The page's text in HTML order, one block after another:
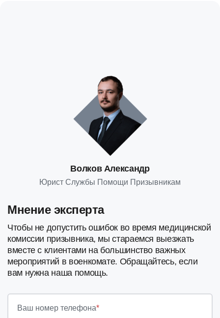
Волков Александр
Юрист Службы Помощи Призывникам
Мнение эксперта
Чтобы не допустить ошибок во время медицинской
комиссии призывника, мы стараемся выезжать
вместе с клиентами на большинство важных
мероприятий в военкомате. Обращайтесь, если
вам нужна наша помощь.
Ваш номер телефона*